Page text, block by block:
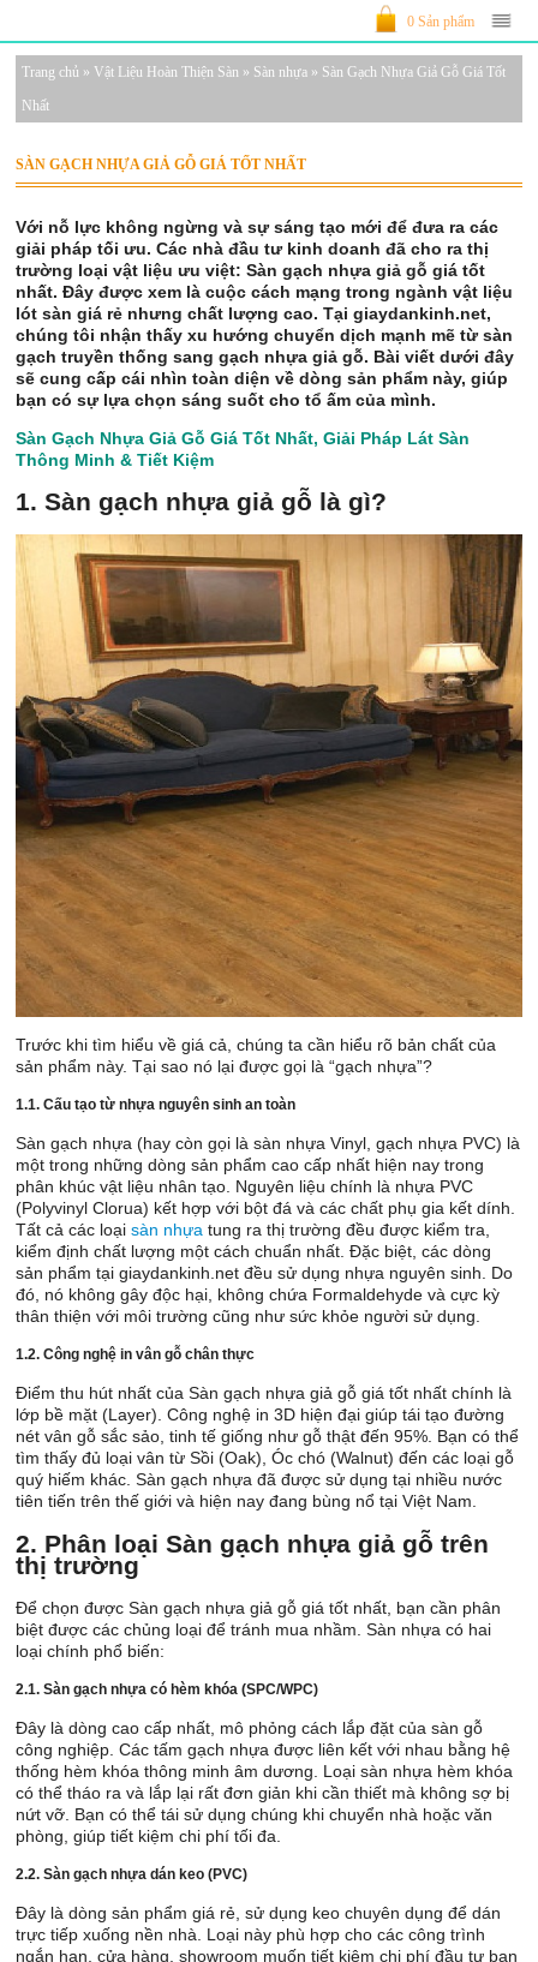
0 Sản phẩm
Trang chủ» Vật Liệu Hoàn Thiện Sàn » Sàn nhựa » Sàn Gạch Nhựa Giả Gỗ Giá Tốt
Nhất
SÀN GẠCH NHỰA GIẢ GỖ GIÁ TỐT NHẤT
Với nỗ lực không ngừng và sự sáng tạo mới để đưa ra các
giải pháp tối ưu. Các nhà đầu tư kinh doanh đã cho ra thị
trường loại vật liệu ưu việt: Sàn gạch nhựa giả gỗ giá tốt
nhất. Đây được xem là cuộc cách mạng trong ngành vật liệu
lót sàn giá rẻ nhưng chất lượng cao. Tại giaydankinh.net,
chúng tôi nhận thấy xu hướng chuyển dịch mạnh mẽ từ sàn
gạch truyền thống sang gạch nhựa giả gỗ. Bài viết dưới đây
sẽ cung cấp cái nhìn toàn diện về dòng sản phẩm này, giúp
bạn có sự lựa chọn sáng suốt cho tổ ấm của mình.
Sàn Gạch Nhựa Giả Gỗ Giá Tốt Nhất, Giải Pháp Lát Sàn
Thông Minh & Tiết Kiệm
1. Sàn gạch nhựa giả gỗ là gì?
Trước khi tìm hiểu về giá cả, chúng ta cần hiểu rõ bản chất của
sản phẩm này. Tại sao nó lại được gọi là “gạch nhựa”?
1.1. Cấu tạo từ nhựa nguyên sinh an toàn
Sàn gạch nhựa (hay còn gọi là sàn nhựa Vinyl, gạch nhựa PVC) là
một trong những dòng sản phẩm cao cấp nhất hiện nay trong
phân khúc vật liệu nhân tạo. Nguyên liệu chính là nhựa PVC
(Polyvinyl Clorua) kết hợp với bột đá và các chất phụ gia kết dính.
Tất cả các loạisàn nhựa tung ra thị trường đều được kiểm tra,
kiểm định chất lượng một cách chuẩn nhất. Đặc biệt, các dòng
sản phẩm tại giaydankinh.net đều sử dụng nhựa nguyên sinh. Do
đó, nó không gây độc hại, không chứa Formaldehyde và cực kỳ
thân thiện với môi trường cũng như sức khỏe người sử dụng.
1.2. Công nghệ in vân gỗ chân thực
Điểm thu hút nhất của Sàn gạch nhựa giả gỗ giá tốt nhất chính là
lớp bề mặt (Layer). Công nghệ in 3D hiện đại giúp tái tạo đường
nét vân gỗ sắc sảo, tinh tế giống như gỗ thật đến 95%. Bạn có thể
tìm thấy đủ loại vân từ Sồi (Oak), Óc chó (Walnut) đến các loại gỗ
quý hiếm khác. Sàn gạch nhựa đã được sử dụng tại nhiều nước
tiên tiến trên thế giới và hiện nay đang bùng nổ tại Việt Nam.
2. Phân loại Sàn gạch nhựa giả gỗ trên
thị trường
Để chọn được Sàn gạch nhựa giả gỗ giá tốt nhất, bạn cần phân
biệt được các chủng loại để tránh mua nhầm. Sàn nhựa có hai
loại chính phổ biến:
2.1. Sàn gạch nhựa có hèm khóa (SPC/WPC)
Đây là dòng cao cấp nhất, mô phỏng cách lắp đặt của sàn gỗ
công nghiệp. Các tấm gạch nhựa được liên kết với nhau bằng hệ
thống hèm khóa thông minh âm dương. Loại sàn nhựa hèm khóa
có thể tháo ra và lắp lại rất đơn giản khi cần thiết mà không sợ bị
nứt vỡ. Bạn có thể tái sử dụng chúng khi chuyển nhà hoặc văn
phòng, giúp tiết kiệm chi phí tối đa.
2.2. Sàn gạch nhựa dán keo (PVC)
Đây là dòng sản phẩm giá rẻ, sử dụng keo chuyên dụng để dán
trực tiếp xuống nền nhà. Loại này phù hợp cho các công trình
ngắn hạn, cửa hàng, showroom muốn tiết kiệm chi phí đầu tư ban